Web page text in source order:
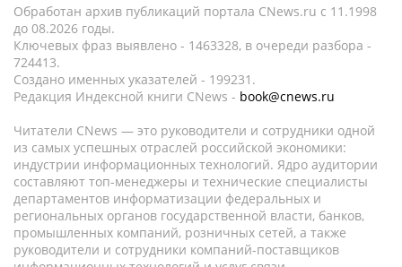
Обработан архив публикаций портала CNews.ru c 11.1998
до 08.2026 годы.
Ключевых фраз выявлено - 1463328, в очереди разбора -
724413.
Создано именных указателей - 199231.
Редакция Индексной книги CNews - book@cnews.ru
Читатели CNews — это руководители и сотрудники одной
из самых успешных отраслей российской экономики:
индустрии информационных технологий. Ядро аудитории
составляют топ-менеджеры и технические специалисты
департаментов информатизации федеральных и
региональных органов государственной власти, банков,
промышленных компаний, розничных сетей, а также
руководители и сотрудники компаний-поставщиков